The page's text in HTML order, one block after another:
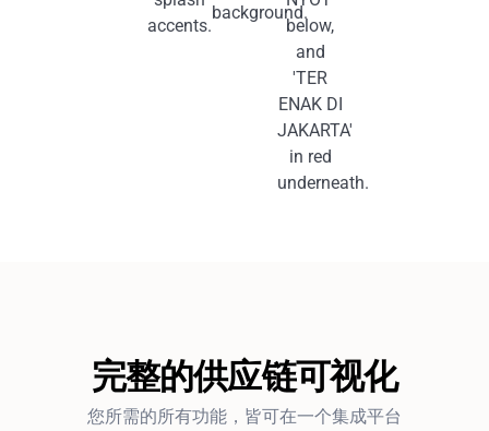
完整的供应链可视化
您所需的所有功能，皆可在一个集成平台